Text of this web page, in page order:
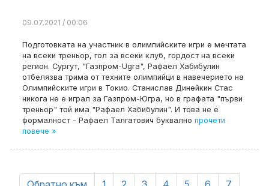
09.07.2021 / 00:06
Подготовката на участник в олимпийските игри е мечтата
на всеки треньор, гол за всеки клуб, гордост на всеки
регион. Сургут, "Газпром-Ugra", Рафаел Хабибулин
отбелязва трима от техните олимпийци в навечерието на
Олимпийските игри в Токио. Станислав Динейкин Стас
никога не е играл за Газпром-Югра, но в графата "първи
треньор" той има "Рафаел Хабибулин". И това не е
формалност - Рафаел Талгатович буквално прочети
повече »